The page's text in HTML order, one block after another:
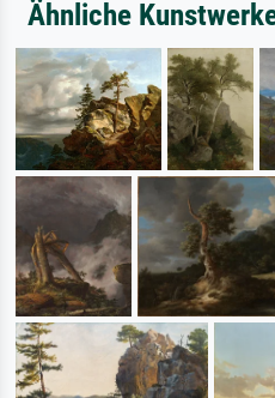
Ähnliche